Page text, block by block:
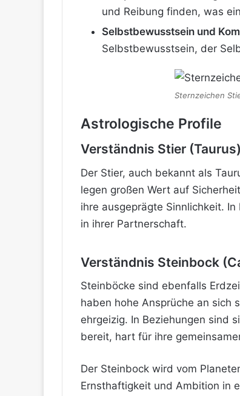
und Reibung finden, was
Selbstbewusstsein und
Selbstbewusstsein, der
Sternzeichen
Astrologische Profile
Verständnis Stier (Taurus)
Der Stier, auch bekannt als
legen großen Wert auf
ihre ausgeprägte Sinnlichkeit.
in ihrer Partnerschaft.
Verständnis Steinbock
Steinböcke sind ebenfalls
haben hohe Ansprüche an sich
ehrgeizig. In Beziehungen sind
bereit, hart für ihre
Der Steinbock wird vom
Ernsthaftigkeit und Ambition in